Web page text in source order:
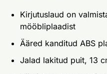
Kirjutuslaud on
mööbliplaadist
Ääred kanditud ABS
Jalad lakitud puit, 13